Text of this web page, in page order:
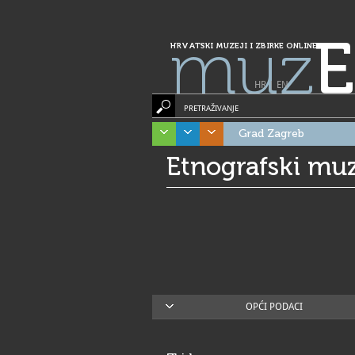
HRVATSKI MUZEJI I ZBIRKE ONLINE
muz
HR| EN
PRETRAŽIVANJE
Grad Zagreb
Etnografski
OPĆI PODACI